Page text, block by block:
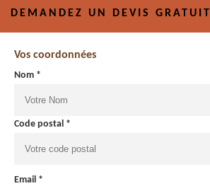
DEMANDEZ UN DEVIS GRATUIT
Vos coordonnées
Nom *
Code postal *
Email *